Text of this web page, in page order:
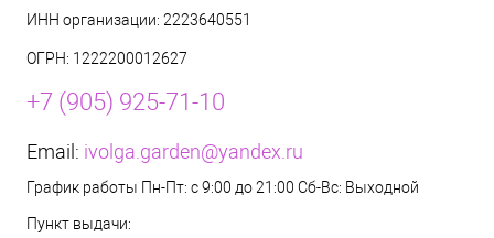
ИНН организации: 2223640551
ОГРН: 1222200012627
+7 (905) 925-71-10
Email: ivolga.garden@yandex.ru
График работы Пн-Пт: с 9:00 до 21:00 Сб-Вс: Выходной
Пункт выдачи: